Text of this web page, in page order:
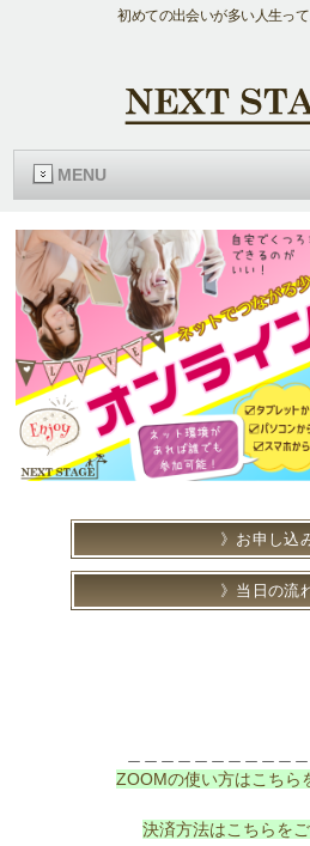
初めての出会いが多い人生って
MENU
お申し込
当日の流
ZOOMの使い方はこちら
決済方法はこちらを